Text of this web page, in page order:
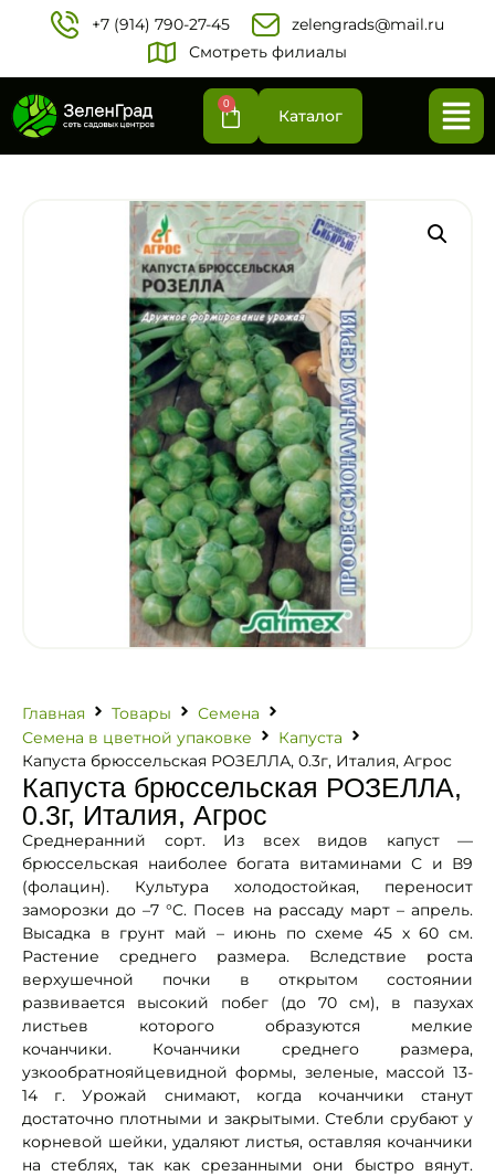
+7 (914) 790-27-45‬
zelengrads@mail.ru
Смотреть филиалы
0
Каталог
Главная Товары
Семена
Семена в цветной упаковке
Капуста
Капуста брюссельская РОЗЕЛЛА, 0.3г, Италия, Агрос
Капуста брюссельская РОЗЕЛЛА,
0.3г, Италия, Агрос
Среднеранний сорт. Из всех видов капуст —
брюссельская наиболее богата витаминами С и В9
(фолацин). Культура холодостойкая, переносит
заморозки до –7 °C. Посев на рассаду март – апрель.
Высадка в грунт май – июнь по схеме 45 х 60 см.
Растение среднего размера. Вследствие роста
верхушечной почки в открытом состоянии
развивается высокий побег (до 70 см), в пазухах
листьев которого образуются мелкие
кочанчики. Кочанчики среднего размера,
узкообратнояйцевидной формы, зеленые, массой 13-
14 г. Урожай снимают, когда кочанчики станут
достаточно плотными и закрытыми. Стебли срубают у
корневой шейки, удаляют листья, оставляя кочанчики
на стеблях, так как срезанными они быстро вянут.